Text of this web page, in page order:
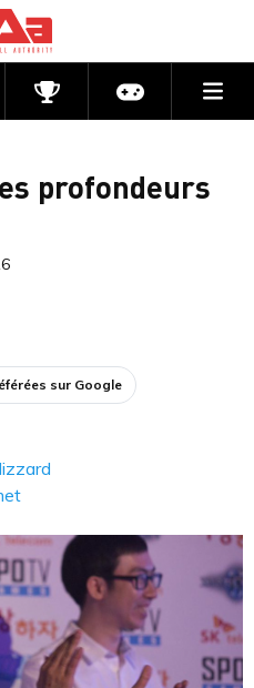
CompétitionsActu jeux
profondeurs
AUX
sur Google